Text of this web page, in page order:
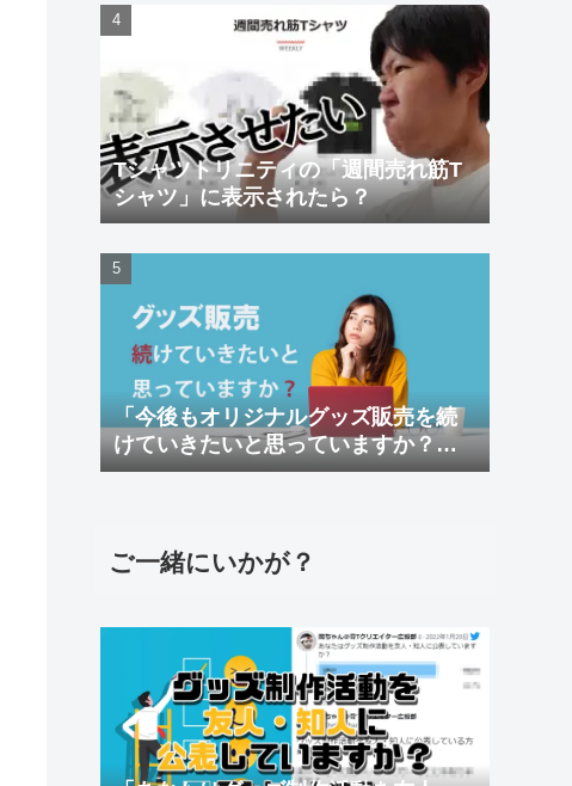
Tシャツトリニティの「週間売れ筋T
シャツ」に表示されたら？
「今後もオリジナルグッズ販売を続
けていきたいと思っていますか？」
アンケート結果
ご一緒にいかが？